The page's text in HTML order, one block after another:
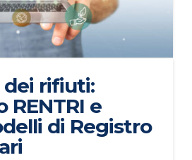
dei rifiuti:
RENTRI e
di Registro